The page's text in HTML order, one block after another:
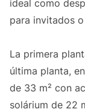
ideal como
para invitados
La primera
última planta,
de 33 m² con
solárium de 22